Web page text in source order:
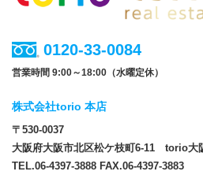
0120-33-0084
営業時間 9:00～18:00（水曜定休）
株式会社torio 本店
〒530-0037
大阪府大阪市北区松ケ枝町6-11 torio大
TEL.06-4397-3888 FAX.06-4397-3883